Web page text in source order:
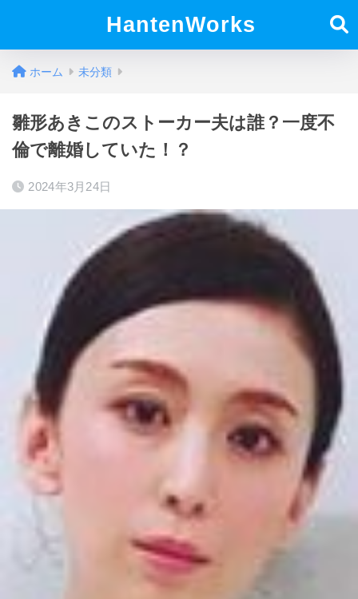
HantenWorks
ホーム 未分類
雛形あきこのストーカー夫は誰？一度不
倫で離婚していた！？
2024年3月24日